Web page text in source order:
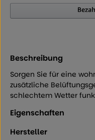
Beschreibung
Sorgen Sie für eine
zusätzliche
schlechtem Wetter
Eigenschaften
Hersteller